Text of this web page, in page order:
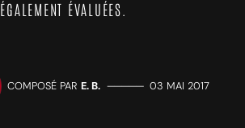
ÉGALEMENT ÉVALUÉES.
COMPOSÉ PAR E. B. ————— 03 MAI 2017